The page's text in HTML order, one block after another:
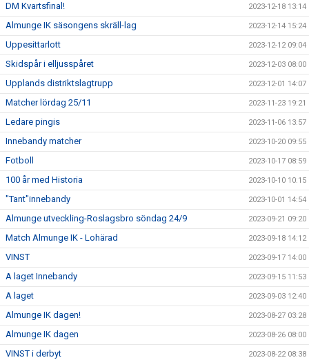
DM Kvartsfinal! 2023-12-18 13:14
Almunge IK säsongens skräll-lag 2023-12-14 15:24
Uppesittarlott 2023-12-12 09:04
Skidspår i elljusspåret 2023-12-03 08:00
Upplands distriktslagtrupp 2023-12-01 14:07
Matcher lördag 25/11 2023-11-23 19:21
Ledare pingis 2023-11-06 13:57
Innebandy matcher 2023-10-20 09:55
Fotboll 2023-10-17 08:59
100 år med Historia 2023-10-10 10:15
"Tant"innebandy 2023-10-01 14:54
Almunge utveckling-Roslagsbro söndag 24/9 2023-09-21 09:20
Match Almunge IK - Lohärad 2023-09-18 14:12
VINST 2023-09-17 14:00
A laget Innebandy 2023-09-15 11:53
A laget 2023-09-03 12:40
Almunge IK dagen! 2023-08-27 03:28
Almunge IK dagen 2023-08-26 08:00
VINST i derbyt 2023-08-22 08:38